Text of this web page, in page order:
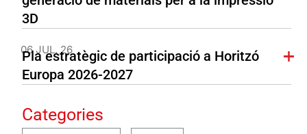
3D
06 JUL. 26
Pla estratègic de participació a Horitzó
Europa 2026-2027
Categories